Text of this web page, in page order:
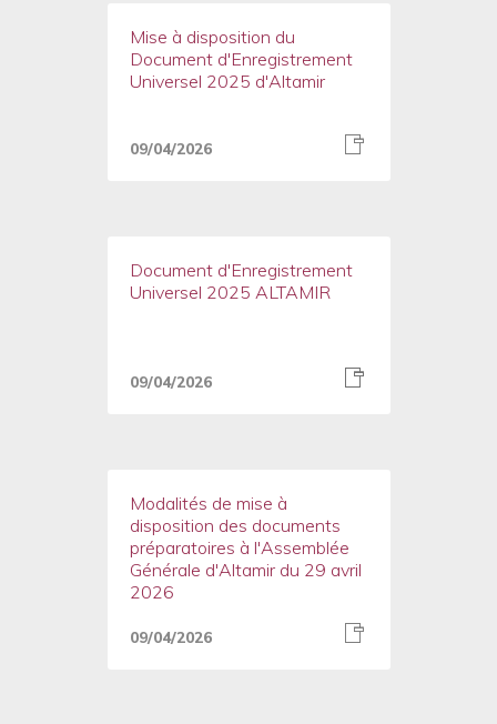
Mise à disposition du
Document d'Enregistrement
Universel 2025 d'Altamir
09/04/2026
Document d'Enregistrement
Universel 2025 ALTAMIR
09/04/2026
Modalités de mise à
disposition des documents
préparatoires à l'Assemblée
Générale d'Altamir du 29 avril
2026
09/04/2026